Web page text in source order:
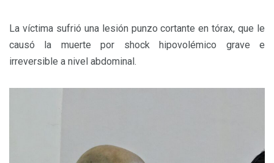
La víctima sufrió una lesión punzo cortante en tórax, que le
causó la muerte por shock hipovolémico grave e
irreversible a nivel abdominal.